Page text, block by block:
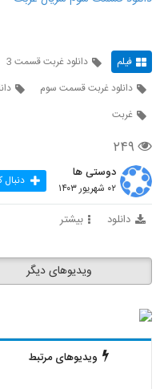
فیلم دانلود غربت قسمت 3
دانلود غربت قسمت سوم
غربت
۲۴۹
دوستی ها
۰۲ شهریور ۱۴۰۳ دنبال
دانلود بیشتر
ویدیوهای دیگر
ویدیوهای مرتبط